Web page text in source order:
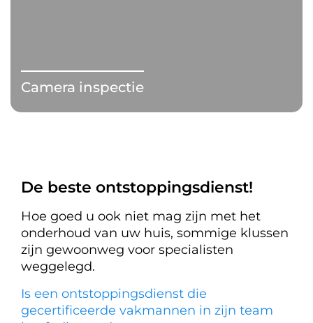
Camera inspectie
De beste ontstoppingsdienst!
Hoe goed u ook niet mag zijn met het
onderhoud van uw huis, sommige klussen
zijn gewoonweg voor specialisten
weggelegd.
Is een ontstoppingsdienst die
gecertificeerde vakmannen in zijn team